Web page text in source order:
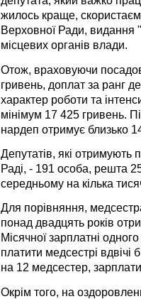
жилось краще,
Верховної Ради, видання
місцевих органів влади.
Отож, враховуючи
гривень, доплат за ранг
характер роботи та
мінімум 17 425 гривень.
нардеп отримує близько
Депутатів, які отримують
Раді, - 191 особа, решта
середньому на кілька
Для порівняння,
понад двадцять років
Місячної зарплатні
платити медсестрі
на 12 медсестер,
Окрім того, на